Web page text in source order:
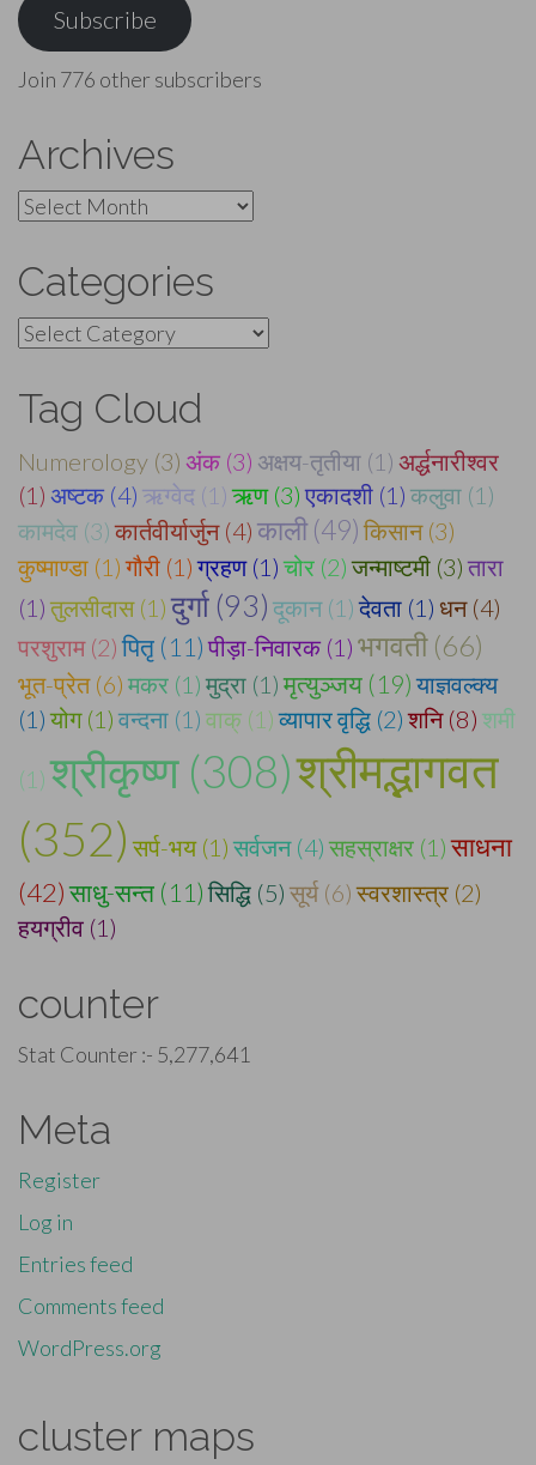
Subscribe
Join 776 other subscribers
Archives
Archives
Categories
Categories
Tag Cloud
Numerology (3) अंक (3) अक्षय-तृतीया (1) अर्द्धनारीश्वर
(1) अष्टक (4) ऋग्वेद (1) ऋण (3) एकादशी (1) कलुवा (1)
कामदेव (3) कार्तवीर्यार्जुन (4) काली (49) किसान (3)
कुष्माण्डा (1) गौरी (1) ग्रहण (1) चोर (2) जन्माष्टमी (3) तारा
(1) तुलसीदास (1) दुर्गा (93) दूकान (1) देवता (1) धन (4)
परशुराम (2) पितृ (11) पीड़ा-निवारक (1) भगवती (66)
भूत-प्रेत (6) मकर (1) मुद्रा (1) मृत्युञ्जय (19) याज्ञवल्क्य
(1) योग (1) वन्दना (1) वाक् (1) व्यापार वृद्धि (2) शनि (8) शमी
(1) श्रीकृष्ण (308)श्रीमद्भागवत
(352) सर्प-भय (1) सर्वजन (4) सहस्राक्षर (1) साधना
(42) साधु-सन्त (11) सिद्धि (5) सूर्य (6) स्वरशास्त्र (2)
हयग्रीव (1)
counter
Stat Counter :- 5,277,641
Meta
Register
Log in
Entries feed
Comments feed
WordPress.org
cluster maps